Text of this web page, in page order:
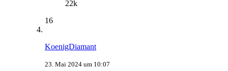
22k
16
KoenigDiamant
23. Mai 2024 um 10:07